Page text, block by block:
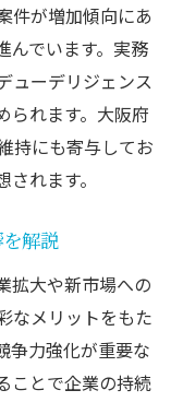
める方法
たM&A用語集
解する
の違いを解説
の用法を知る
用語の関連性
の区別方法
つ比較視点
大阪府視点で
件が増加傾向にあ
んでいます。実務
ューデリジェンス
られます。大阪府
持にも寄与してお
れます。
解説
拡大や新市場への
なメリットをもた
争力強化が重要な
ことで企業の持続